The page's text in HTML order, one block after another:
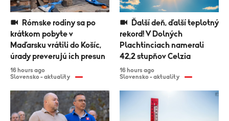
krátkom pobyte v
Maďarsku vrátili do Košíc,
úrady preverujú ich presun
16 hours ago
Slovensko - aktuality
rekord! V Dolných
Plachtinciach namerali
42,2 stupňov Celzia
16 hours ago
Slovensko - aktuality